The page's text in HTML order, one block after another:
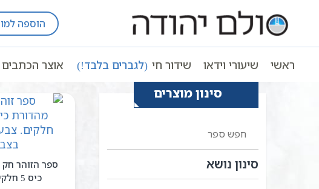
הוספה
ראשי שיעורי וידאו שידור חי (לגברים בלבד!) אוצר הכתבים
עמוד ראשי כריכה רכה
סינון מוצרים
סינון נושא
ספר הזוהר
כיס 5 חלקים בכריכה רכה